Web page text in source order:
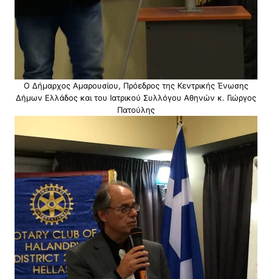
Ο Δήμαρχος Αμαρουσίου, Πρόεδρος της Κεντρικής Ένωσης
Δήμων Ελλάδος και του Ιατρικού Συλλόγου Αθηνών κ. Γιώργος
Πατούλης